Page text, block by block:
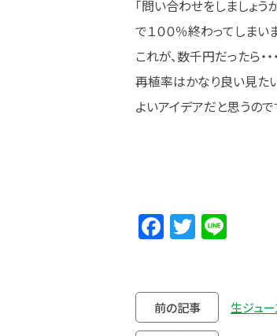
「問い合わせをしましょう
で１００％終わってしまい
これが、数千円だったら・
再植率はかなり良い見た
よいアイデアだと思うの
Facebook
Twitter
前の記事 生ジュ